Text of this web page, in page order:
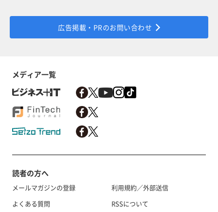
広告掲載・PRのお問い合わせ
メディア一覧
読者の方へ
メールマガジンの登録
よくある質問
利用規約／外部送信
RSSについて